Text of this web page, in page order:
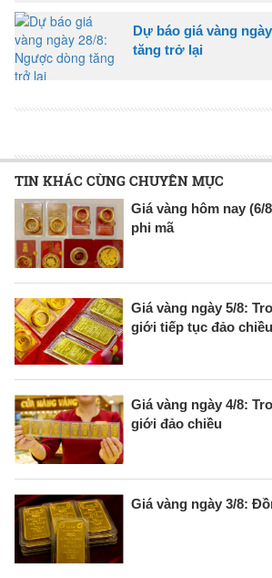
Dự báo giá vàng
tăng trở lại
TIN KHÁC CÙNG CHUYÊN MỤC
Giá vàng hôm nay
phi mã
Giá vàng ngày 5/8:
giới tiếp tục đảo chiều
Giá vàng ngày 4/8:
giới đảo chiều
Giá vàng ngày 3/8: